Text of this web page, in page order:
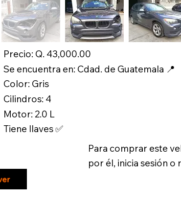
Color: Gris
Motor: 2.0 L
Tiene llaves ✅
Precio: Q. 43,000.00
Se encuentra en: Cdad. de Guatemala 📍
Cilindros: 4
Para comprar este
por él, inicia sesión o